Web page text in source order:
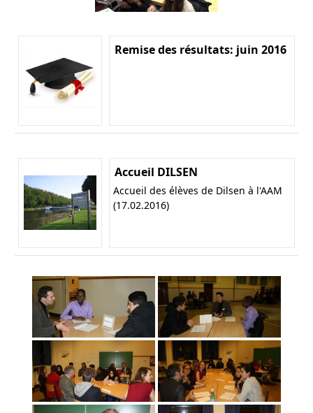
Remise des résultats: juin 2016
Accueil DILSEN
Accueil des élèves de Dilsen à l'AAM
(17.02.2016)